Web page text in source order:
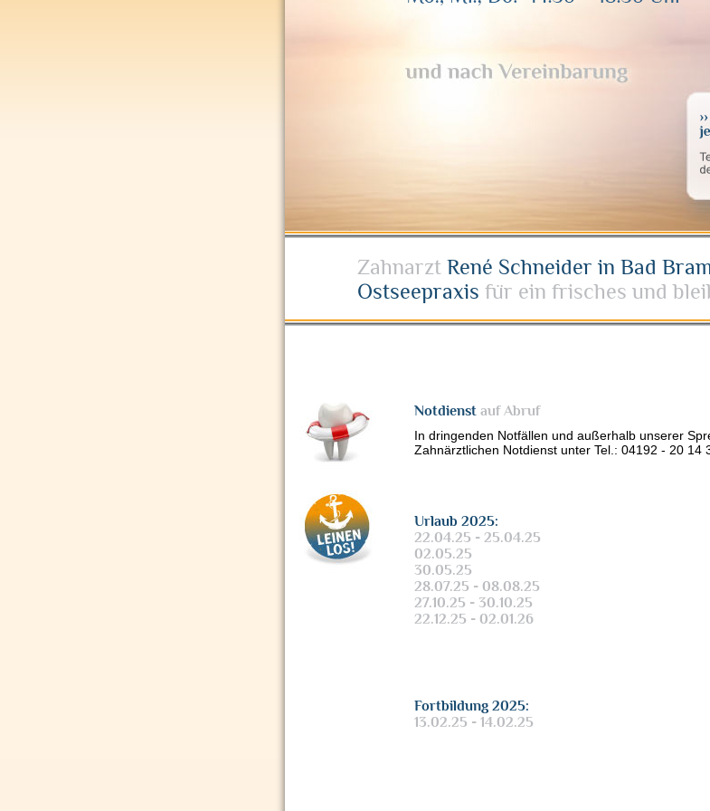
Zahnarzt René Schneider in Bad
Ostseepraxis für ein frisches und
Notdienst auf Abruf
In dringenden Notfällen und außerhalb unserer
Zahnärztlichen Notdienst unter Tel.: 04192 - 20 14
Urlaub 2025:
22.04.25 - 25.04.25
02.05.25
30.05.25
28.07.25 - 08.08.25
27.10.25 - 30.10.25
22.12.25 - 02.01.26
Fortbildung 2025:
13.02.25 - 14.02.25